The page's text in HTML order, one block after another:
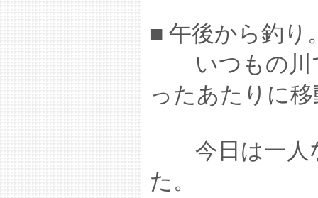
■ 午後から釣り
いつもの川
ったあたりに
今日は一人
た。